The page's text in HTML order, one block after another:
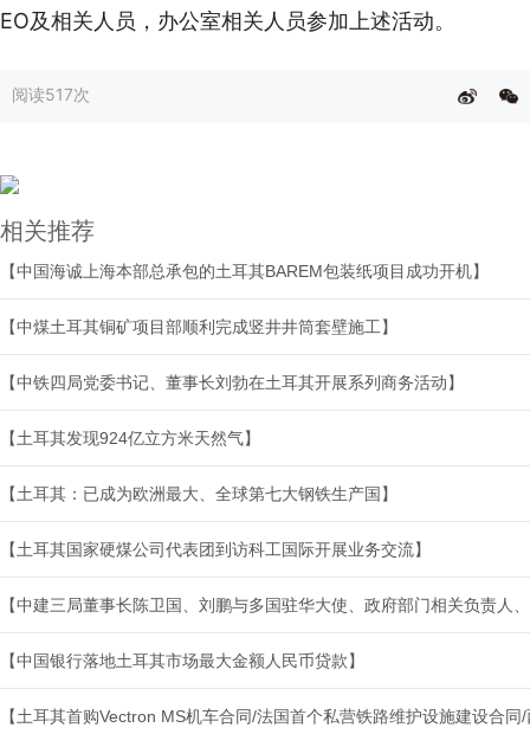
EO及相关人员，办公室相关人员参加上述活动。
阅读517次
相关推荐
【中国海诚上海本部总承包的土耳其BAREM包装纸项目成功开机】
【中煤土耳其铜矿项目部顺利完成竖井井筒套壁施工】
【中铁四局党委书记、董事长刘勃在土耳其开展系列商务活动】
【土耳其发现924亿立方米天然气】
【土耳其：已成为欧洲最大、全球第七大钢铁生产国】
【土耳其国家硬煤公司代表团到访科工国际开展业务交流】
【中建三局董事长陈卫国、刘鹏与多国驻华大使、政府部门相关负责人
【中国银行落地土耳其市场最大金额人民币贷款】
【土耳其首购Vectron MS机车合同/法国首个私营铁路维护设施建设合